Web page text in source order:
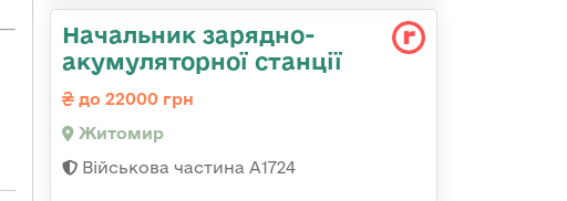
Начальник зарядно-
акумуляторної станції
до 22000 грн
Житомир
Військова частина А1724